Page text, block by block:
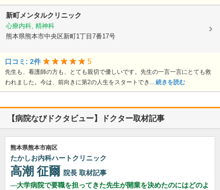
新町メンタルクリニック
心療内科, 精神科
熊本県熊本市中央区新町1丁目7番17号
口コミ: 2件 5
先生も、看護師の方も、とても親切で優しいです。先生の一言一言にとても救
われました。今は、前向きに第2の人生をスタートでき... 続きを読む
【病院なびドクタビュー】ドクター取材記事
熊本県熊本市南区
たかしお内科ハートクリニック
高潮 征爾 院長 取材記事
大学病院で要職を担ってきた先生が開業を決めたのにはどのよ